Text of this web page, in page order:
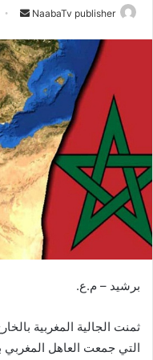
NaabaTv publisher
س
ل
ب
ر
ي
د
ا
إ
ل
ك
برشيد – م.ع.
ثمنت الجالية المغربية
التي جمعت العاهل المغربي